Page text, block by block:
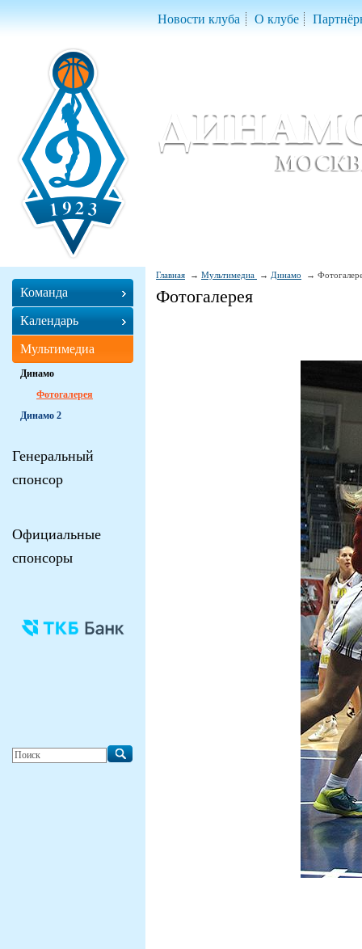
Новости клуба О клубе
Главная Мультимедиа Динамо
Фотогалерея
Команда
Календарь
Мультимедиа
Динамо
Фотогалерея
Динамо 2
Генеральный
спонсор
Официальные
спонсоры